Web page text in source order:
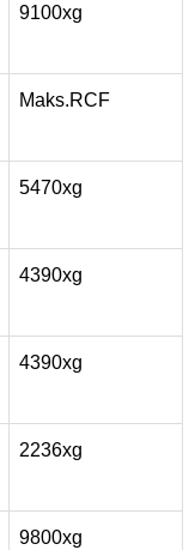
9100xg
Maks.RCF
5470xg
4390xg
4390xg
2236xg
9800xg